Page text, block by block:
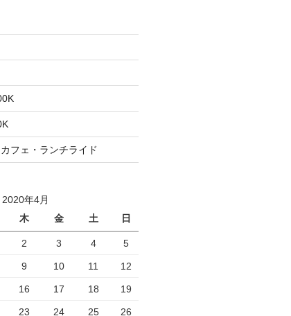
フェ・ランチライド
2020年4月
木 金 土 日
2 3 4 5
9 10 11 12
16 17 18 19
23 24 25 26